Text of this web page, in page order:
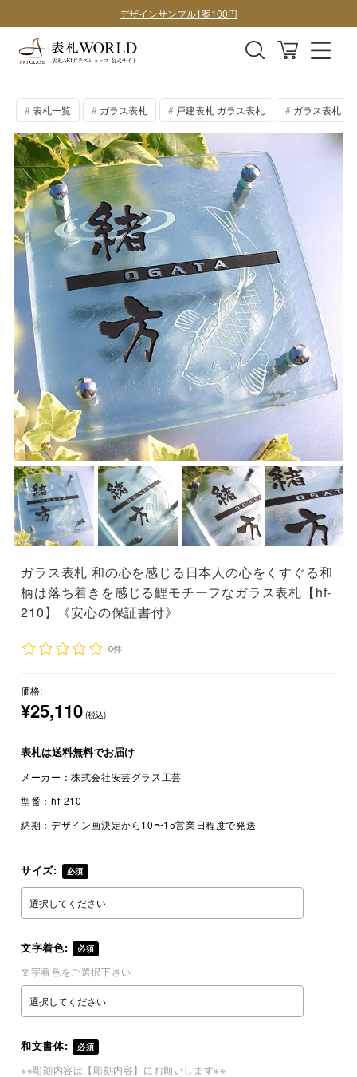
購入前にデザイン確認したい方はこちら
表札全商品、全国送料無料！
デザインサンプル1案100円
表札一覧 ガラス表札 戸建表札 ガラス表札 ガラス表札 手
ガラス表札 和の心を感じる日本人の心をくすぐる和
柄は落ち着きを感じる鯉モチーフなガラス表札【hf-
210】《安心の保証書付》
0件
価格:
¥25,110 (税込)
表札は送料無料でお届け
メーカー：株式会社安芸グラス工芸
型番： hf-210
納期： デザイン画決定から10〜15営業日程度で発送
サイズ: 必須
文字着色: 必須
文字着色をご選択下さい
和文書体: 必須
※※彫刻内容は【彫刻内容】にお願いします※※